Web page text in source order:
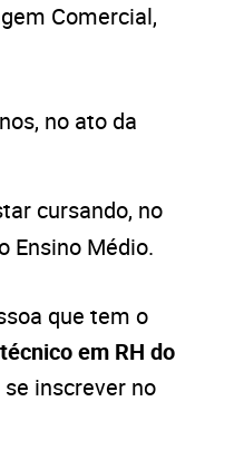
Comercial,
no ato da
cursando, no
Ensino Médio.
que tem o
técnico em RH do
se inscrever no